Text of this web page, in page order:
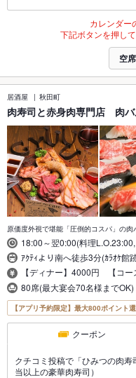
カレンダー
下記ボタンを押し
空
居酒屋 秋田町
肉寿司と赤身肉専門店 肉バ
原価度外視で堪能「圧倒的コスパ」の肉
18:00～翌0:00(料理
ｱｸﾃｨより南へ徒歩3分(ｶﾗｵｹ館
【ディナー】4000円 【コー
80席(最大宴会70名様までOK)
【アプリ予約限定】最大800ポイント
クーポン
クチコミ投稿で「ひみつの肉
当以上の豪華肉寿司）